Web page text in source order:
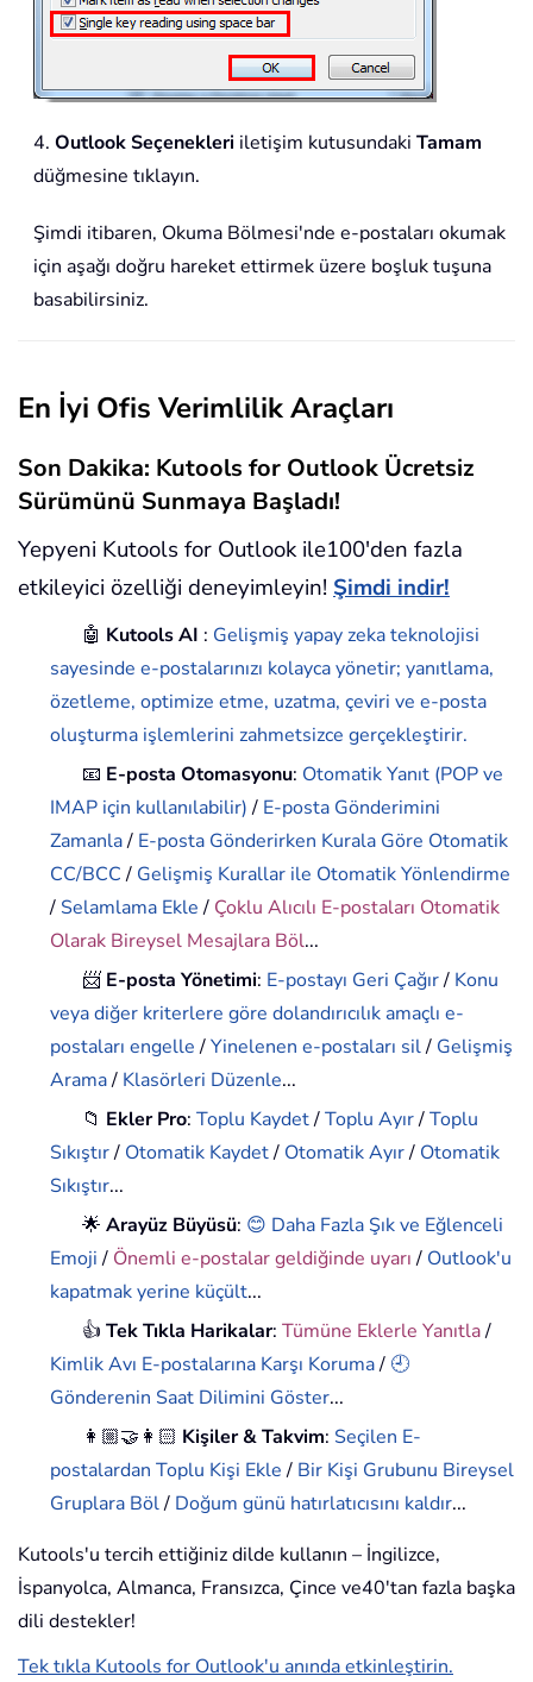
4. Outlook Seçenekleri iletişim kutusundaki Tamam
düğmesine tıklayın.
Şimdi itibaren, Okuma Bölmesi'nde e-postaları okumak
için aşağı doğru hareket ettirmek üzere boşluk tuşuna
basabilirsiniz.
En İyi Ofis Verimlilik Araçları
Son Dakika: Kutools for Outlook Ücretsiz
Sürümünü Sunmaya Başladı!
Yepyeni Kutools for Outlook ile100'den fazla
etkileyici özelliği deneyimleyin! Şimdi indir!
🤖 Kutools AI : Gelişmiş yapay zeka teknolojisi
sayesinde e-postalarınızı kolayca yönetir; yanıtlama,
özetleme, optimize etme, uzatma, çeviri ve e-posta
oluşturma işlemlerini zahmetsizce gerçekleştirir.
📧 E-posta Otomasyonu: Otomatik Yanıt (POP ve
IMAP için kullanılabilir)/ E-posta Gönderimini
Zamanla/ E-posta Gönderirken Kurala Göre Otomatik
CC/BCC/ Gelişmiş Kurallar ile Otomatik Yönlendirme
/ Selamlama Ekle/ Çoklu Alıcılı E-postaları Otomatik
Olarak Bireysel Mesajlara Böl...
📨 E-posta Yönetimi: E-postayı Geri Çağır/ Konu
veya diğer kriterlere göre dolandırıcılık amaçlı e-
postaları engelle/Yinelenen e-postaları sil/ Gelişmiş
Arama/ Klasörleri Düzenle...
📁 Ekler Pro:Toplu Kaydet/Toplu Ayır/Toplu
Sıkıştır/ Otomatik Kaydet/ Otomatik Ayır/ Otomatik
Sıkıştır...
🌟Arayüz Büyüsü: 😊 Daha Fazla Şık ve Eğlenceli
Emoji/ Önemli e-postalar geldiğinde uyarı/ Outlook'u
kapatmak yerine küçült...
👍Tek Tıkla Harikalar:Tümüne Eklerle Yanıtla/
Kimlik Avı E-postalarına Karşı Koruma/ 🕘
Gönderenin Saat Dilimini Göster...
👩🏼‍🤝‍👩🏻 Kişiler & Takvim: Seçilen E-
postalardan Toplu Kişi Ekle/ Bir Kişi Grubunu Bireysel
Gruplara Böl/ Doğum günü hatırlatıcısını kaldır...
Kutools'u tercih ettiğiniz dilde kullanın – İngilizce,
İspanyolca, Almanca, Fransızca, Çince ve40'tan fazla başka
dili destekler!
Tek tıkla Kutools for Outlook'u anında etkinleştirin.